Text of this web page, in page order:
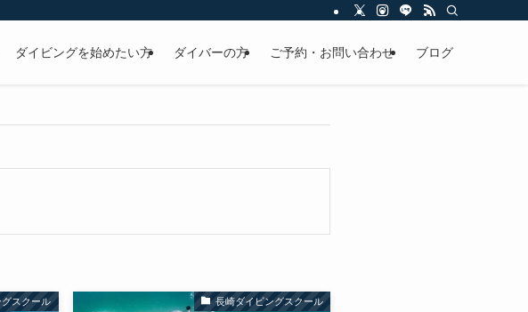
ダイビングを始めたい方 ダイバーの方 ご予約・お問い合わせ ブログ
スクール 長崎ダイビングスクール